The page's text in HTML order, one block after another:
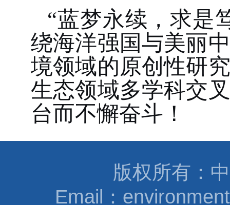
“蓝梦永续，求是
绕海洋强国与美丽
境领域的原创性研
生态领域多学科交
台而不懈奋斗！
版权所有：
Email：